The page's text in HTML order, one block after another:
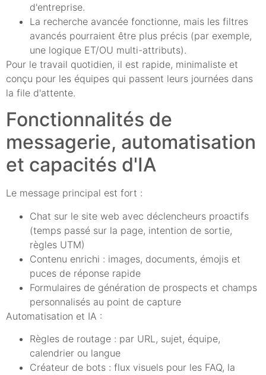
d'entreprise.
La recherche avancée fonctionne, mais les filtres
avancés pourraient être plus précis (par exemple,
une logique ET/OU multi-attributs).
Pour le travail quotidien, il est rapide, minimaliste et
conçu pour les équipes qui passent leurs journées dans
la file d'attente.
Fonctionnalités de
messagerie, automatisation
et capacités d'IA
Le message principal est fort :
Chat sur le site web avec déclencheurs proactifs
(temps passé sur la page, intention de sortie,
règles UTM)
Contenu enrichi : images, documents, émojis et
puces de réponse rapide
Formulaires de génération de prospects et champs
personnalisés au point de capture
Automatisation et IA :
Règles de routage : par URL, sujet, équipe,
calendrier ou langue
Créateur de bots : flux visuels pour les FAQ, la